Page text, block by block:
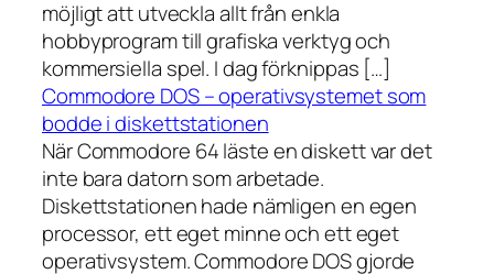
möjligt att utveckla allt från enkla
hobbyprogram till grafiska verktyg och
kommersiella spel. I dag förknippas […]
Commodore DOS – operativsystemet som
bodde i diskettstationen
När Commodore 64 läste en diskett var det
inte bara datorn som arbetade.
Diskettstationen hade nämligen en egen
processor, ett eget minne och ett eget
operativsystem. Commodore DOS gjorde